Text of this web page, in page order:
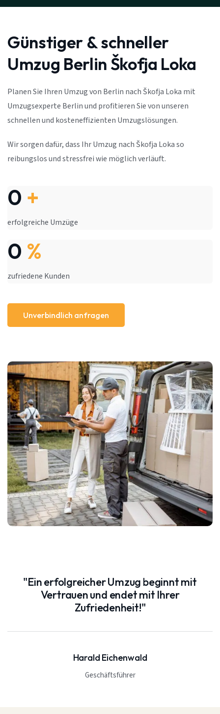
"Ein erfolgreicher Umzug beginnt mit
Vertrauen und endet mit Ihrer
Zufriedenheit!"
Harald Eichenwald
Geschäftsführer
Günstiger & schneller
Umzug Berlin Škofja Loka
Planen Sie Ihren Umzug von Berlin nach Škofja Loka mit
Umzugsexperte Berlin und profitieren Sie von unseren
schnellen und kosteneffizienten Umzugslösungen.
Wir sorgen dafür, dass Ihr Umzug nach Škofja Loka so
reibungslos und stressfrei wie möglich verläuft.
0 +
erfolgreiche Umzüge
0 %
zufriedene Kunden
Unverbindlich anfragen